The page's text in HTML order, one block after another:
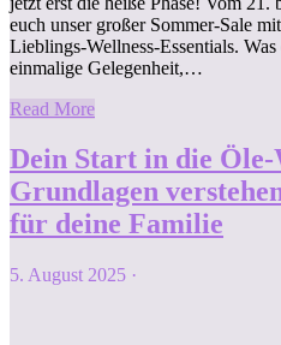
euch unser großer Sommer-Sale
Lieblings-Wellness-Essentials.
einmalige Gelegenheit,…
Read More
Dein Start in die Öle-
Grundlagen
für deine Familie
5. August 2025 ·